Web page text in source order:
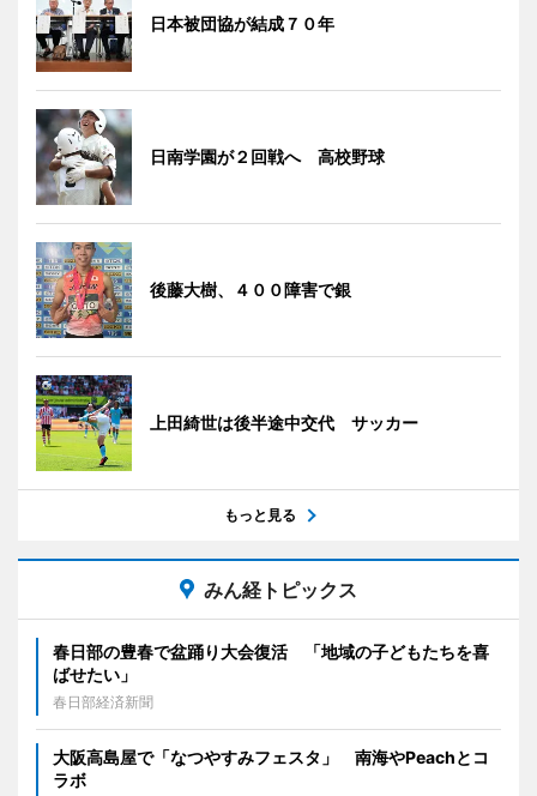
日本被団協が結成７０年
日南学園が２回戦へ 高校野球
後藤大樹、４００障害で銀
上田綺世は後半途中交代 サッカー
もっと見る
みん経トピックス
春日部の豊春で盆踊り大会復活 「地域の子どもたちを喜
ばせたい」
春日部経済新聞
大阪高島屋で「なつやすみフェスタ」 南海やPeachとコ
ラボ